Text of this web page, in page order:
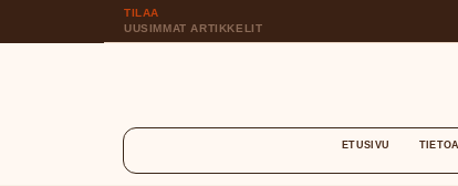
TILAA
UUSIMMAT ARTIKKELIT
ETUSIVU